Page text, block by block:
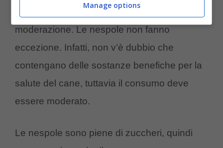
quando parliamo dialimentazione del cane
moderazione. Le nespole non fanno
eccezione. Infatti, non v’è dubbio che
contengano delle sostanze benefiche per la
salute del cane, tuttavia il consumo deve
essere moderato.
Le nespole sono piene di zuccheri, quindi
Manage options